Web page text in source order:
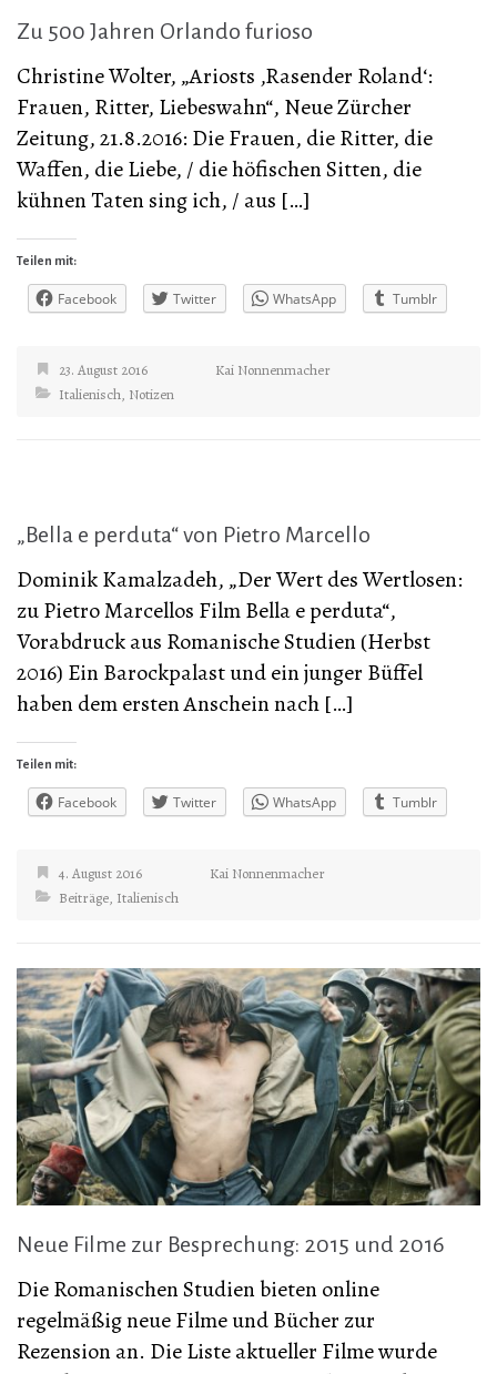
Zu 500 Jahren Orlando furioso
Christine Wolter, „Ariosts ‚Rasender Roland‘:
Frauen, Ritter, Liebeswahn“, Neue Zürcher
Zeitung, 21.8.2016: Die Frauen, die Ritter, die
Waffen, die Liebe, / die höfischen Sitten, die
kühnen Taten sing ich, / aus […]
Teilen mit:
Facebook Twitter WhatsApp Tumblr
23. August 2016
Kai Nonnenmacher
Italienisch, Notizen
„Bella e perduta“ von Pietro Marcello
Dominik Kamalzadeh, „Der Wert des Wertlosen:
zu Pietro Marcellos Film Bella e perduta“,
Vorabdruck aus Romanische Studien (Herbst
2016) Ein Barockpalast und ein junger Büffel
haben dem ersten Anschein nach […]
Teilen mit:
Facebook Twitter WhatsApp Tumblr
4. August 2016
Kai Nonnenmacher
Beiträge, Italienisch
Neue Filme zur Besprechung: 2015 und 2016
Die Romanischen Studien bieten online
regelmäßig neue Filme und Bücher zur
Rezension an. Die Liste aktueller Filme wurde